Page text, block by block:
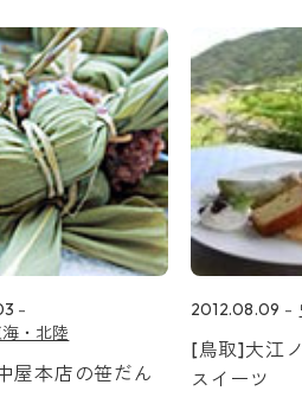
・北陸
屋本店の笹だん
2012.08.09
[鳥取]大江
スイーツ